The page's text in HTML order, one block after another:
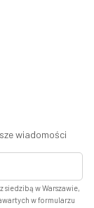
wiadomości
siedzibą w Warszawie,
w formularzu